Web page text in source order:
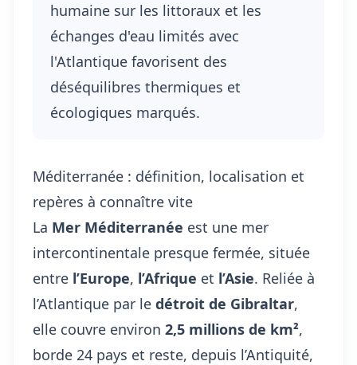
humaine sur les littoraux et les
échanges d'eau limités avec
l'Atlantique favorisent des
déséquilibres thermiques et
écologiques marqués.
Méditerranée : définition, localisation et
repères à connaître vite
La Mer Méditerranée est une mer
intercontinentale presque fermée, située
entre l’Europe, l’Afrique et l’Asie. Reliée à
l’Atlantique par le détroit de Gibraltar,
elle couvre environ 2,5 millions de km²,
borde 24 pays et reste, depuis l’Antiquité,